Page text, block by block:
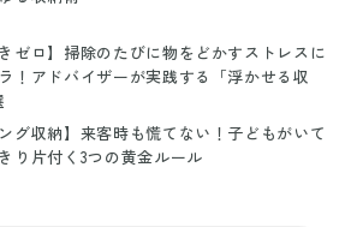
きゼロ】掃除のたびに物をどかすストレスに
！アドバイザーが実践する「浮かせる収
ング収納】来客時も慌てない！子どもがいて
り片付く3つの黄金ルール